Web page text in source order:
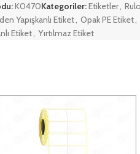
K0470Kategoriler:Etiketler,
Yapışkanlı Etiket, Opak PE Etiket,
Etiket, Yırtılmaz Etiket